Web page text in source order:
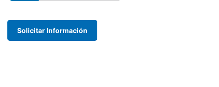
Solicitar Información